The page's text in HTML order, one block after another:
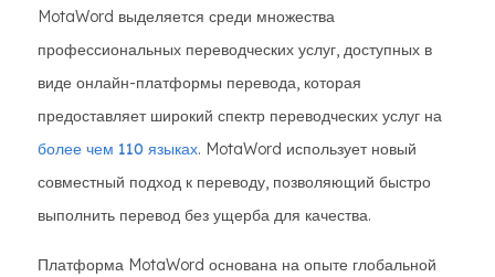
MotaWord выделяется среди множества
профессиональных переводческих услуг, доступных в
виде онлайн-платформы перевода, которая
предоставляет широкий спектр переводческих услуг на
более чем 110 языках. MotaWord использует новый
совместный подход к переводу, позволяющий быстро
выполнить перевод без ущерба для качества.
Платформа MotaWord основана на опыте глобальной